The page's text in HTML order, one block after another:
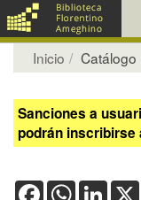
Inicio Catálogo
Sanciones a
podrán inscribirse
FacebookWhatsApp